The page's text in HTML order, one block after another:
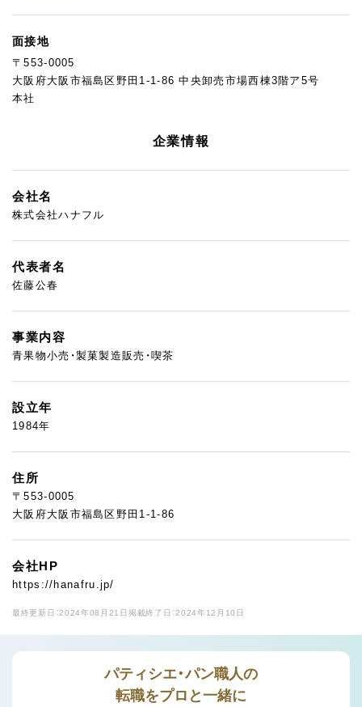
面接地
〒553-0005
大阪府大阪市福島区野田1-1-86 中央卸売市場西棟3階ア5号
本社
企業情報
会社名
株式会社ハナフル
代表者名
佐藤公春
事業内容
青果物小売・製菓製造販売・喫茶
設立年
1984年
住所
〒553-0005
大阪府大阪市福島区野田1-1-86
会社HP
https://hanafru.jp/
最終更新日：2024年08月21日 掲載終了日：2024年12月10日
パティシエ・パン職人の
転職をプロと一緒に